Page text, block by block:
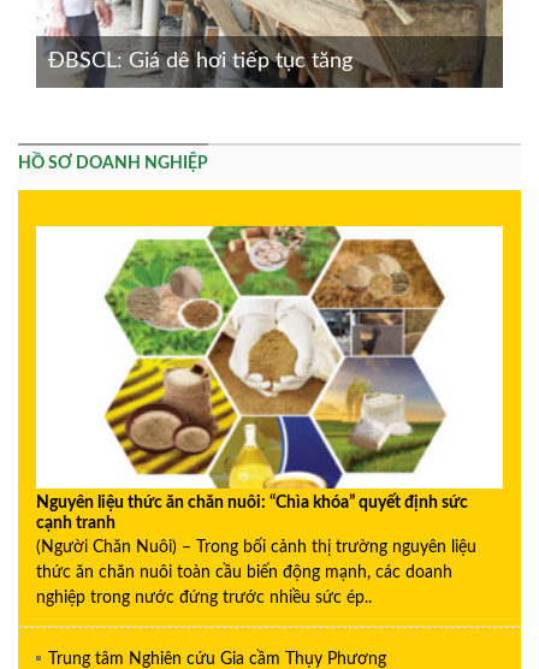
ĐBSCL: Giá dê hơi tiếp tục tăng
HỒ SƠ DOANH NGHIỆP
Nguyên liệu thức ăn chăn nuôi: “Chìa khóa” quyết định sức
cạnh tranh
(Người Chăn Nuôi) – Trong bối cảnh thị trường nguyên liệu
thức ăn chăn nuôi toàn cầu biến động mạnh, các doanh
nghiệp trong nước đứng trước nhiều sức ép..
Trung tâm Nghiên cứu Gia cầm Thụy Phương